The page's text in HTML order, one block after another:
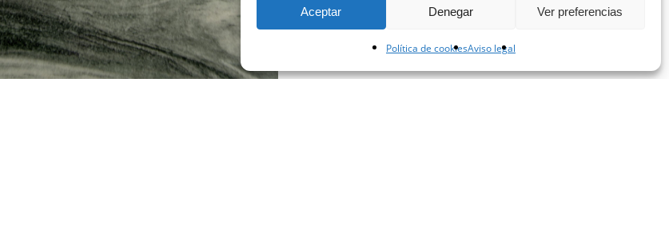
Aceptar Denegar Ver preferencias
Política de cookiesAviso legal
© 2023 - Arista Piedras SL